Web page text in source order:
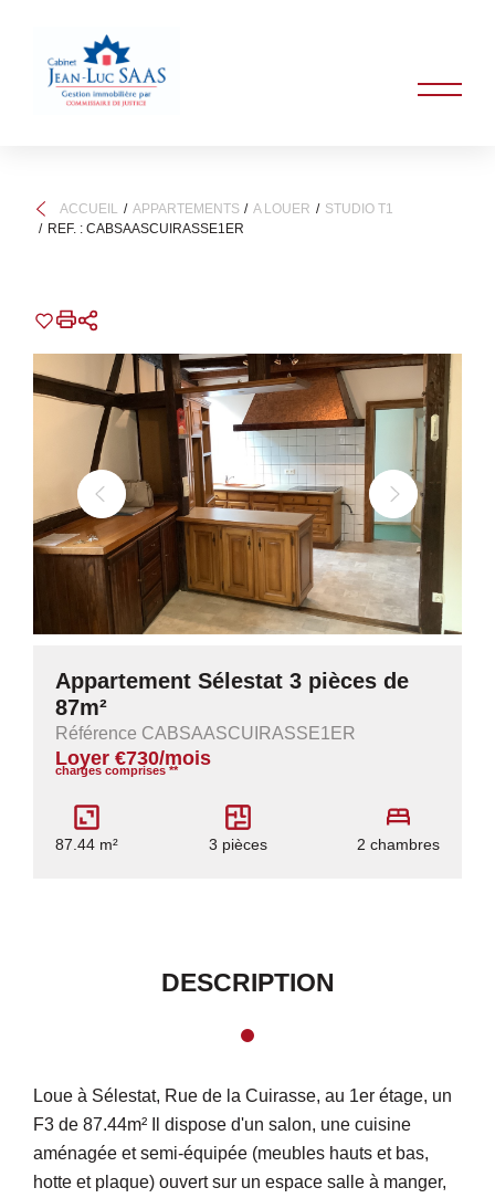
ACCUEIL APPARTEMENTS A LOUER
STUDIO T1
REF. : CABSAASCUIRASSE1ER
Appartement Sélestat 3 pièces de
87m²
Référence CABSAASCUIRASSE1ER
Loyer €730/mois
charges comprises **
87.44 m² 3 pièces 2 chambres
DESCRIPTION
Loue à Sélestat, Rue de la Cuirasse, au 1er étage, un
F3 de 87.44m² Il dispose d'un salon, une cuisine
aménagée et semi-équipée (meubles hauts et bas,
hotte et plaque) ouvert sur un espace salle à manger,